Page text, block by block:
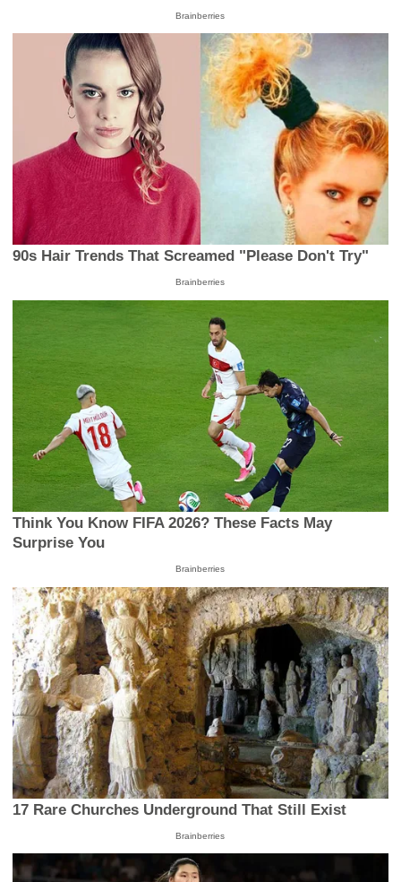
Brainberries
90s Hair Trends That Screamed "Please Don't Try"
Brainberries
Think You Know FIFA 2026? These Facts May
Surprise You
Brainberries
17 Rare Churches Underground That Still Exist
Brainberries